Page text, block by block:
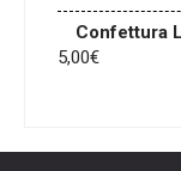
Confettura
5,00€